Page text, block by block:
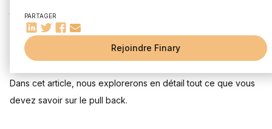
Comment utiliser le pull back dans vos stratégies de trading
?
Identifier un pull back sur un graphique
Utiliser le pull back pour entrer et sortir du marché
Exemples concrets d'utilisation du pull back
Cas d'étude : pull back dans un marché haussier
PARTAGER
Rejoindre Finary
tendance, qui offre des opportunités de trading intéressantes.
Comprendre le pull back, son fonctionnement et comment
l'utiliser peut aider les traders à prendre des décisions
Dans cet article, nous explorerons en détail tout ce que vous
devez savoir sur le pull back.